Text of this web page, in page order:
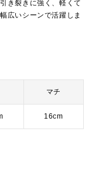
き裂きに強く、軽くて
広いシーンで活躍しま
マチ
16cm